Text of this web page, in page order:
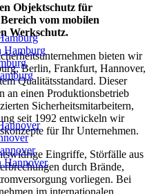
Hamburg
Hannover
Objektschutz für
vom mobilen
Werkschutz.
bieten wir
Berlin, Frankfurt, Hannover,
Qualitätsstandard. Dieser
an einen Produktionsbetrieb
Sicherheitsmitarbeitern,
seit 1992 entwickeln wir
für Ihr Unternehmen.
Eingriffe, Störfälle aus
durch Brände,
vorliegen. Bei
im internationalen